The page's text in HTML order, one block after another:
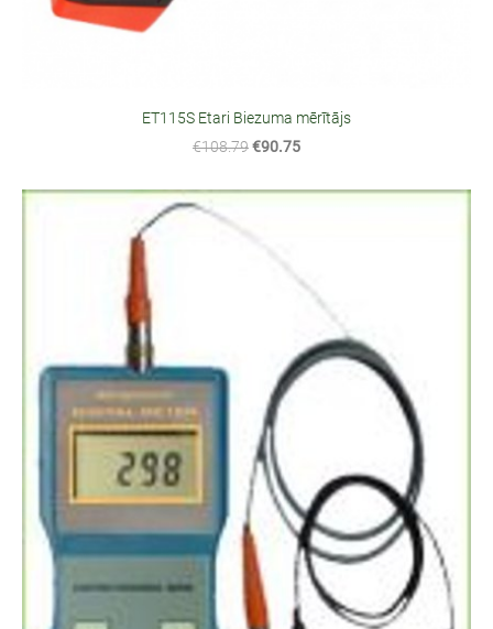
ET115S Etari Biezuma mērītājs
€108.79€90.75